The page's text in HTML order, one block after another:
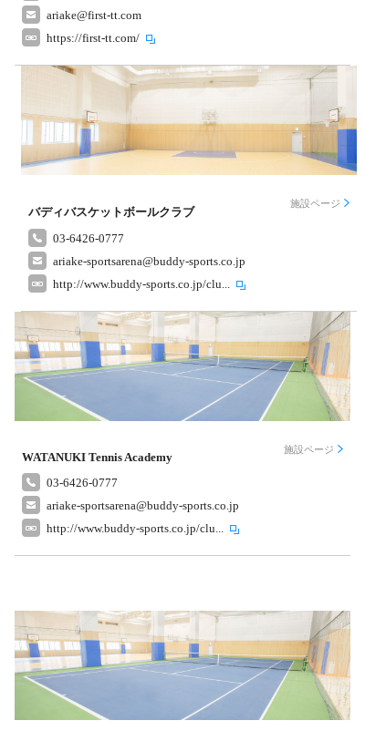
ariake@first-tt.com
https://first-tt.com/
バディバスケットボールクラブ
施設ページ
03-6426-0777
ariake-sportsarena@buddy-sports.co.jp
http://www.buddy-sports.co.jp/clu...
WATANUKI Tennis Academy
施設ページ
03-6426-0777
ariake-sportsarena@buddy-sports.co.jp
http://www.buddy-sports.co.jp/clu...